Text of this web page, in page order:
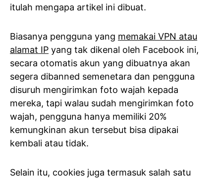
itulah mengapa artikel ini dibuat.
Biasanya pengguna yang memakai VPN atau
alamat IP yang tak dikenal oleh Facebook ini,
secara otomatis akun yang dibuatnya akan
segera dibanned semenetara dan pengguna
disuruh mengirimkan foto wajah kepada
mereka, tapi walau sudah mengirimkan foto
wajah, pengguna hanya memiliki 20%
kemungkinan akun tersebut bisa dipakai
kembali atau tidak.
Selain itu, cookies juga termasuk salah satu